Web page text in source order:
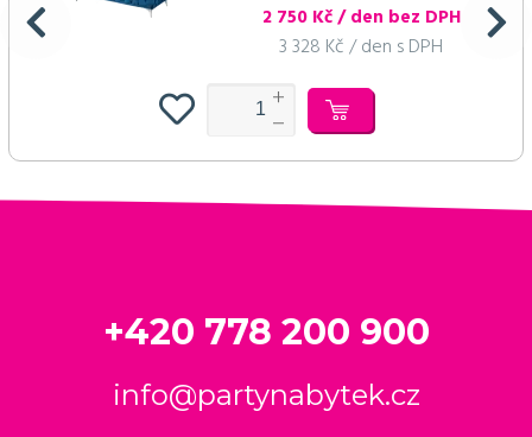
2 750 Kč / den bez DPH
3 328 Kč / den s DPH
+420 778 200 900
info@partynabytek.cz